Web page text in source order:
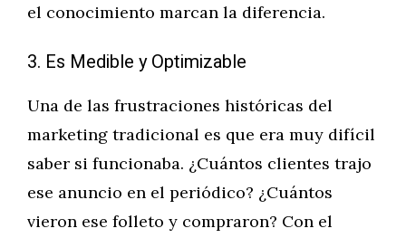
el conocimiento marcan la diferencia.
3. Es Medible y Optimizable
Una de las frustraciones históricas del
marketing tradicional es que era muy difícil
saber si funcionaba. ¿Cuántos clientes trajo
ese anuncio en el periódico? ¿Cuántos
vieron ese folleto y compraron? Con el